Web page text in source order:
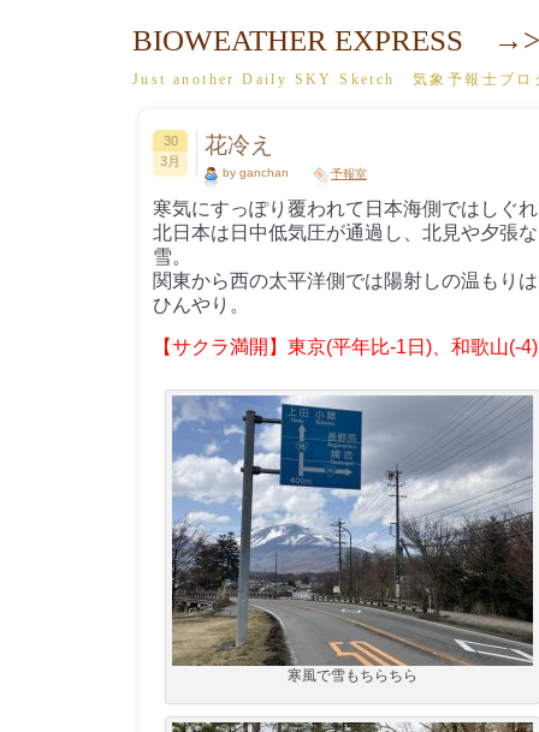
BIOWEATHER EXPRESS
Just another Daily SKY Sketch 気象予報士ブロ
30
3月
花冷え
by ganchan 予報室
寒気にすっぽり覆われて日本海側ではしぐ
北日本は日中低気圧が通過し、北見や夕張
雪。
関東から西の太平洋側では陽射しの温もり
ひんやり。
【サクラ満開】東京(平年比-1日)、和歌山(-
寒風で雪もちらちら